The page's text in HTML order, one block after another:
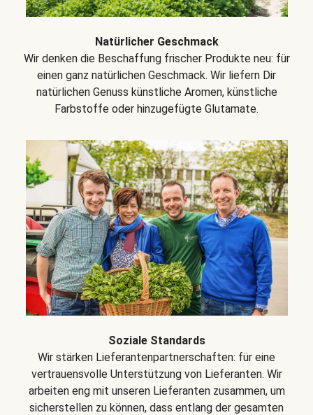
Natürlicher Geschmack
Wir denken die Beschaffung frischer Produkte neu: für
einen ganz natürlichen Geschmack. Wir liefern Dir
natürlichen Genuss künstliche Aromen, künstliche
Farbstoffe oder hinzugefügte Glutamate.
Soziale Standards
Wir stärken Lieferantenpartnerschaften: für eine
vertrauensvolle Unterstützung von Lieferanten. Wir
arbeiten eng mit unseren Lieferanten zusammen, um
sicherstellen zu können, dass entlang der gesamten